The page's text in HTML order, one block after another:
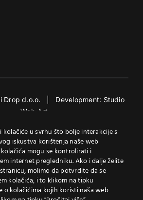
Drop d.o.o. | Development: Studio
Web Art
content will render
here.
u košarici
kolačiće u svrhu što bolje interakcije s
iskustva korištenja naše web
mogu se kontrolirati i
internet pregledniku. Ako i dalje želite
molimo da potvrdite da se
kolačića, i to klikom na tipku
o kolačićima kojih koristi naša web